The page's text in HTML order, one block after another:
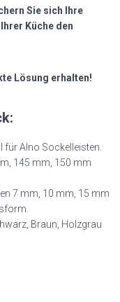
Sie sich Ihre
Küche den
Lösung erhalten!
für Alno Sockelleisten.
145 mm, 150 mm
7 mm, 10 mm, 15 mm
Braun, Holzgrau